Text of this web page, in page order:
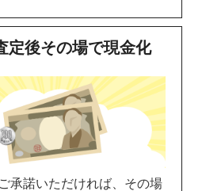
定後その場で現金化
承諾いただければ、その場